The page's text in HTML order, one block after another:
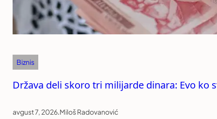
Biznis
Država deli skoro tri milijarde dinara: Evo
avgust 7, 2026.Miloš Radovanović